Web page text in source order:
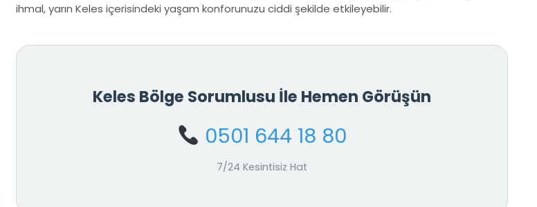
ihmal, yarın Keles içerisindeki yaşam konforunuzu ciddi şekilde etkileyebilir.
Keles Bölge Sorumlusu İle Hemen Görüşün
0501 644 18 80
7/24 Kesintisiz Hat